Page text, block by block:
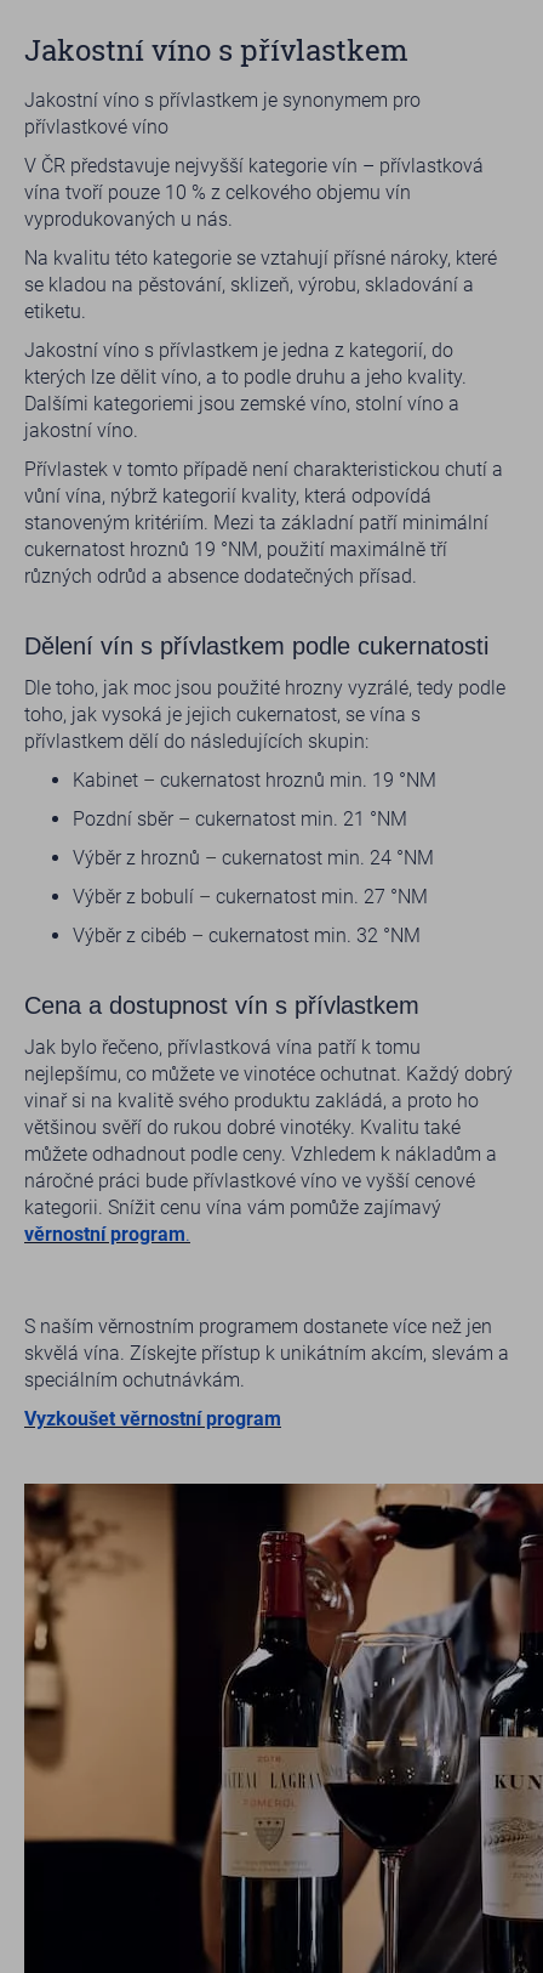
Jakostní víno s přívlastkem
Jakostní víno s přívlastkem je synonymem pro
přívlastkové víno
V ČR představuje nejvyšší kategorie vín – přívlastková
vína tvoří pouze 10 % z celkového objemu vín
vyprodukovaných u nás.
Na kvalitu této kategorie se vztahují přísné nároky, které
se kladou na pěstování, sklizeň, výrobu, skladování a
etiketu.
Jakostní víno s přívlastkem je jedna z kategorií, do
kterých lze dělit víno, a to podle druhu a jeho kvality.
Dalšími kategoriemi jsou zemské víno, stolní víno a
jakostní víno.
Přívlastek v tomto případě není charakteristickou chutí a
vůní vína, nýbrž kategorií kvality, která odpovídá
stanoveným kritériím. Mezi ta základní patří minimální
cukernatost hroznů 19 °NM, použití maximálně tří
různých odrůd a absence dodatečných přísad.
Dělení vín s přívlastkem podle cukernatosti
Dle toho, jak moc jsou použité hrozny vyzrálé, tedy podle
toho, jak vysoká je jejich cukernatost, se vína s
přívlastkem dělí do následujících skupin:
Kabinet – cukernatost hroznů min. 19 °NM
Pozdní sběr – cukernatost min. 21 °NM
Výběr z hroznů – cukernatost min. 24 °NM
Výběr z bobulí – cukernatost min. 27 °NM
Výběr z cibéb – cukernatost min. 32 °NM
Cena a dostupnost vín s přívlastkem
Jak bylo řečeno, přívlastková vína patří k tomu
nejlepšímu, co můžete ve vinotéce ochutnat. Každý dobrý
vinař si na kvalitě svého produktu zakládá, a proto ho
většinou svěří do rukou dobré vinotéky. Kvalitu také
můžete odhadnout podle ceny. Vzhledem k nákladům a
náročné práci bude přívlastkové víno ve vyšší cenové
kategorii. Snížit cenu vína vám pomůže zajímavý
věrnostní program.
S naším věrnostním programem dostanete více než jen
skvělá vína. Získejte přístup k unikátním akcím, slevám a
speciálním ochutnávkám.
Vyzkoušet věrnostní program